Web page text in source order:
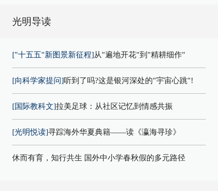
光明导读
["十五五"新图景新征程]从"遍地开花"到"精耕细作"
[向科学家提问]听到了吗?这是银河深处的"宇宙心跳"!
[国际教科文]拉美足球：从社区记忆到情感共振
[光明悦读]寻踪海外华夏典籍——读《瀛海寻珍》
休而有育，知行共生 国外中小学春秋假的多元路径